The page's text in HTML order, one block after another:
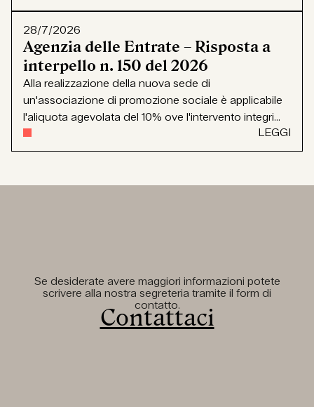
28/7/2026
Agenzia delle Entrate – Risposta a
interpello n. 150 del 2026
Alla realizzazione della nuova sede di
un'associazione di promozione sociale è applicabile
l'aliquota agevolata del 10% ove l'intervento integri...
LEGGI
Se desiderate avere maggiori informazioni potete
scrivere alla nostra segreteria tramite il form di
contatto.
Contattaci